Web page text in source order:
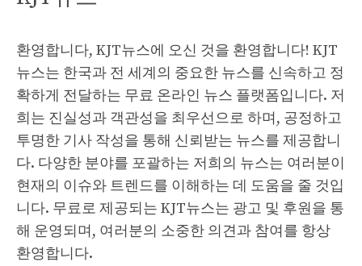
환영합니다, KJT뉴스에 오신 것을 환영합니다! KJT
뉴스는 한국과 전 세계의 중요한 뉴스를 신속하고 정
확하게 전달하는 무료 온라인 뉴스 플랫폼입니다. 저
희는 진실성과 객관성을 최우선으로 하며, 공정하고
투명한 기사 작성을 통해 신뢰받는 뉴스를 제공합니
다. 다양한 분야를 포괄하는 저희의 뉴스는 여러분이
현재의 이슈와 트렌드를 이해하는 데 도움을 줄 것입
니다. 무료로 제공되는 KJT뉴스는 광고 및 후원을 통
해 운영되며, 여러분의 소중한 의견과 참여를 항상
환영합니다.